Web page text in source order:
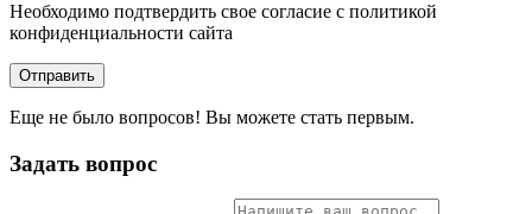
Необходимо подтвердить свое согласие с политикой
конфиденциальности сайта
Отправить
Еще не было вопросов! Вы можете стать первым.
Задать вопрос